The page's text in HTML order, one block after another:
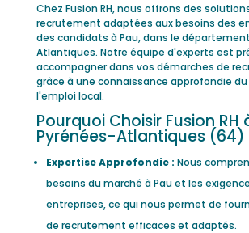
Chez Fusion RH, nous offrons des
recrutement adaptées aux besoins des
des candidats à Pau, dans le
Atlantiques. Notre équipe d'experts est
accompagner dans vos démarches de
grâce à une connaissance approfondie
l'emploi local.
Pourquoi Choisir Fusion RH
Pyrénées-Atlantiques (64)
Expertise Approfondie : Nous
besoins du marché à Pau et les
entreprises, ce qui nous permet de
de recrutement efficaces et adaptés.